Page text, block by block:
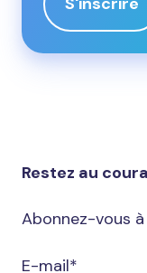
Restez au
Abonnez-vous à
E-mail*